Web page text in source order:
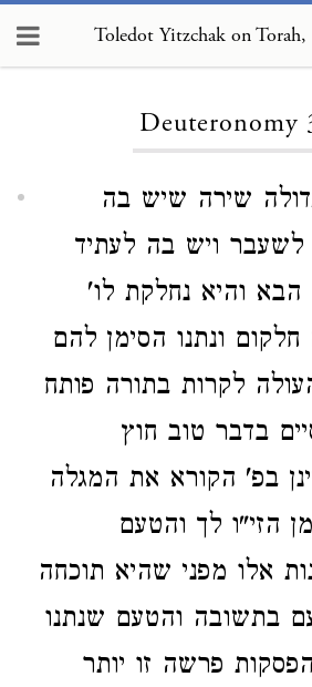
Deuteronomy
שירה שיש בה
לשעבר ויש בה לעתיד
והיא נחלקת לו'
ונתנו הסימן להם
לקרות בתורה פותח
בדבר טוב חוץ
בפ' הקורא את המגלה
הזי"ו לך והטעם
אלו מפני שהיא תוכחה
בתשובה והטעם שנתנו
פרשה זו יותר